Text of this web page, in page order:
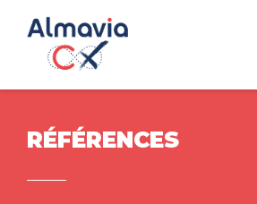
RÉFÉRENCES